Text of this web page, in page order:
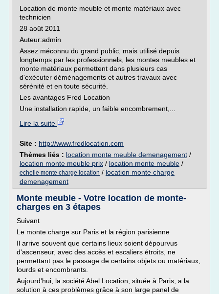
Location de monte meuble et monte matériaux avec
technicien
28 août 2011
Auteur:admin
Assez méconnu du grand public, mais utilisé depuis
longtemps par les professionnels, les montes meubles et
monte matériaux permettent dans plusieurs cas
d'exécuter déménagements et autres travaux avec
sérénité et en toute sécurité.
Les avantages Fred Location
Une installation rapide, un faible encombrement,...
Lire la suite
Site : http://www.fredlocation.com
Thèmes liés : location monte meuble demenagement /
location monte meuble prix / location monte meuble /
echelle monte charge location / location monte charge
demenagement
Monte meuble - Votre location de monte-
charges en 3 étapes
Suivant
Le monte charge sur Paris et la région parisienne
Il arrive souvent que certains lieux soient dépourvus
d'ascenseur, avec des accès et escaliers étroits, ne
permettant pas le passage de certains objets ou matériaux,
lourds et encombrants.
Aujourd'hui, la société Abel Location, située à Paris, a la
solution à ces problèmes grâce à son large panel de